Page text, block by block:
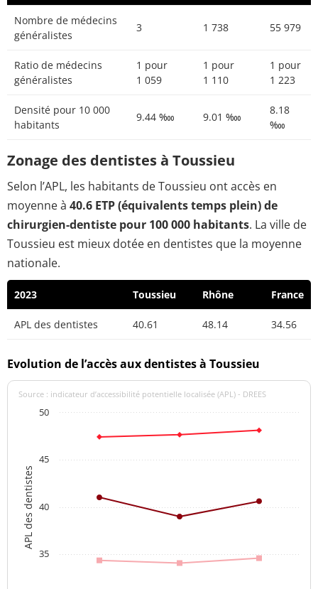
Nombre de médecins
généralistes
3 1 738 55 979
Ratio de médecins
généralistes
1 pour
1 059
1 pour
1 110
1 pour
1 223
Densité pour 10 000
habitants
9.44 ‱ 9.01 ‱
8.18
‱
Zonage des dentistes à Toussieu
Selon l’APL, les habitants de Toussieu ont accès en
moyenne à 40.6 ETP (équivalents temps plein) de
chirurgien-dentiste pour 100 000 habitants. La ville de
Toussieu est mieux dotée en dentistes que la moyenne
nationale.
2023 Toussieu Rhône France
APL des dentistes 40.61 48.14 34.56
Evolution de l’accès aux dentistes à Toussieu
APL des dentistes
Source : indicateur d’accessibilité potentielle localisée (APL) - DREES
35
40
45
50